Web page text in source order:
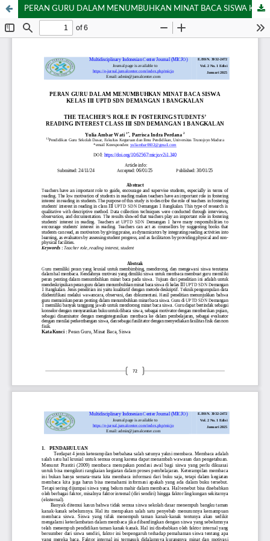
PERAN GURU DALAM MENUMBUHKAN MINAT BACA SISWA KELAS III UPTD SDN DEMANGAN 1 BANGKALAN